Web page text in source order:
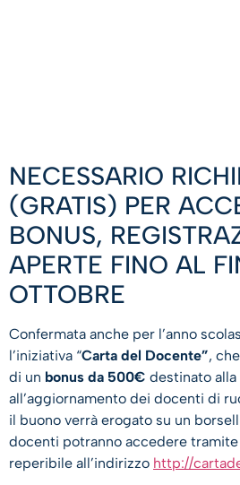
NECESSARIO
(GRATIS) PER
BONUS,
APERTE FINO AL
OTTOBRE
Confermata anche per l’anno
l’iniziativa “Carta del Docente”,
di un bonus da 500€ destinato
all’aggiornamento dei docenti di
il buono verrà erogato su un
docenti potranno accedere tramite
reperibile all’indirizzo http://